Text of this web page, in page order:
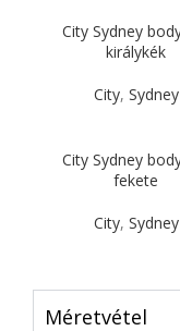
City Sydney
királykék
City, Sydney
City Sydney
fekete
City, Sydney
Méretvétel